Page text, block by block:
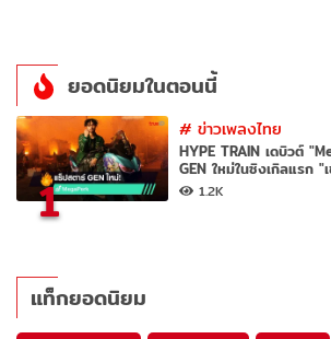
ยอดนิยมในตอนนี้
1
#ข่าวเพลงไทย
HYPE TRAIN เดบิวต์
GEN ใหม่ในซิงเกิลแรก "
1.2K
แท็กยอดนิยม